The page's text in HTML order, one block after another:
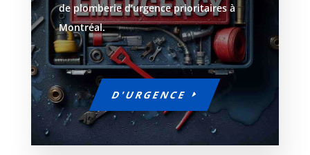
de plomberie d’urgence prioritaires à
Montréal.
D'URGENCE